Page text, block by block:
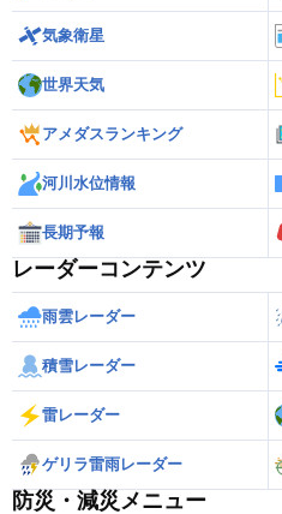
気象衛星
世界天気
アメダスランキング
河川水位情報
長期予報
レーダーコンテンツ
雨雲レーダー
積雪レーダー
雷レーダー
ゲリラ雷雨レーダー
防災・減災メニュー